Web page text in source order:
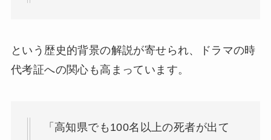
という歴史的背景の解説が寄せられ、ドラマの時
代考証への関心も高まっています。
「高知県でも100名以上の死者が出て